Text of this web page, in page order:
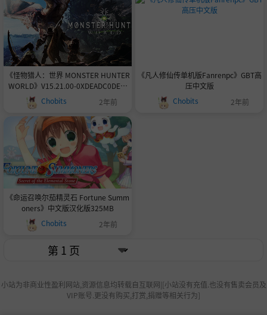
《怪物猎人：世界 MONSTER HUNTER
WORLD》V15.21.00-0XDEADC0DE联
机版|官中|容量51GB
Chobits 2年前
《凡人修仙传单机版Fanrenpc》GBT高
压中文版
Chobits
2年前
《命运召唤尔茄精灵石 Fortune Summ
oners》中文版汉化版325MB
Chobits
2年前
小站为非商业性盈利网站,资源信息均转载自互联网|[小站没有充值.也没有售卖会员及
VIP账号.更没有购买,打赏,捐赠等相关行为]